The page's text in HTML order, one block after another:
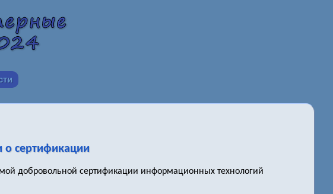
о сертификации
добровольной сертификации информационных технологий